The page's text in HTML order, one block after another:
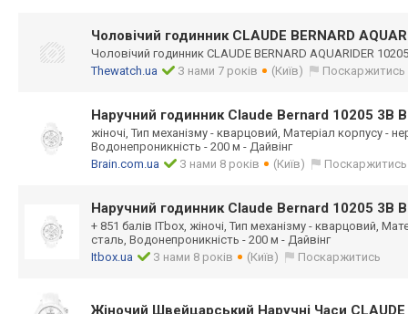
Чоловічий годинник CLAUDE BERNARD
Чоловічий годинник CLAUDE BERNARD AQUARIDER
Thewatch.ua
З нами 7 років (Київ) Поскаржитись
Наручний годинник Claude Bernard 10205 3B
жіночі, Тип механізму - кварцовий, Матеріал корпусу -
Водонепроникність - 200 м - Дайвінг
Brain.com.ua
З нами 8 років (Київ) Поскаржитись
Наручний годинник Claude Bernard 10205 3B
+ 851 балів ITbox, жіночі, Тип механізму - кварцовий,
сталь, Водонепроникність - 200 м - Дайвінг
Itbox.ua
З нами 8 років (Київ) Поскаржитись
Жіночий Швейцарський Наручні Часи CLAUDE